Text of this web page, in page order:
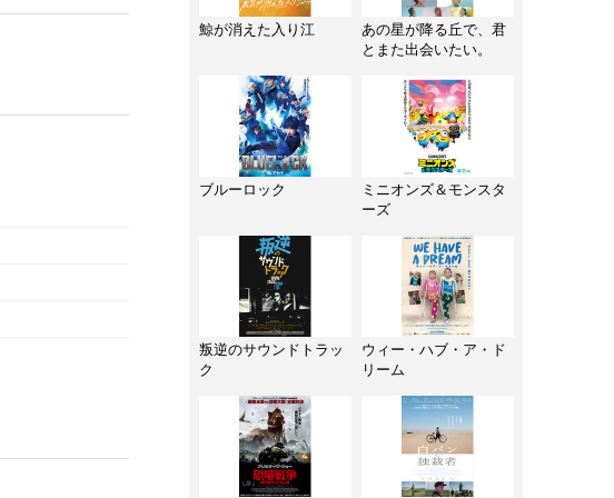
鯨が消えた入り江
あの星が降る丘で、君
とまた出会いたい。
ブルーロック
ミニオンズ＆モンスタ
ーズ
叛逆のサウンドトラッ
ク
ウィー・ハブ・ア・ド
リーム